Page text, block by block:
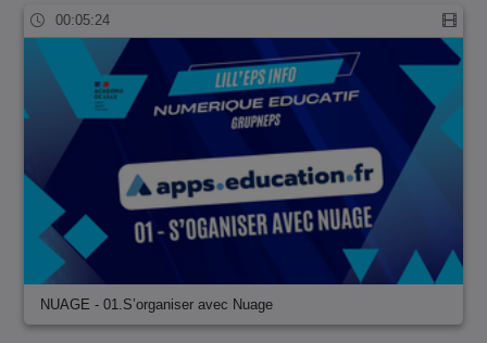
00:05:24
NUAGE - 01.S’organiser avec Nuage